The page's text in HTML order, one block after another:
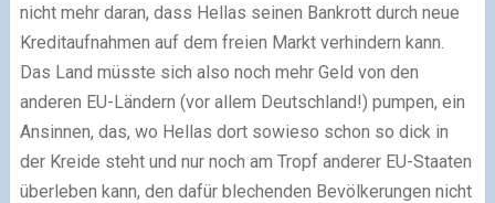
nicht mehr daran, dass Hellas seinen Bankrott durch neue
Kreditaufnahmen auf dem freien Markt verhindern kann.
Das Land müsste sich also noch mehr Geld von den
anderen EU-Ländern (vor allem Deutschland!) pumpen, ein
Ansinnen, das, wo Hellas dort sowieso schon so dick in
der Kreide steht und nur noch am Tropf anderer EU-Staaten
überleben kann, den dafür blechenden Bevölkerungen nicht